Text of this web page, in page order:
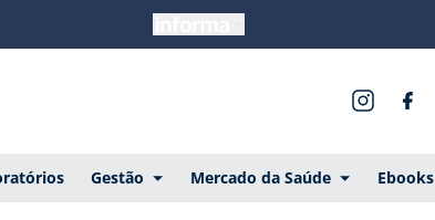
Gestão Mercado da Saúde Ebooks